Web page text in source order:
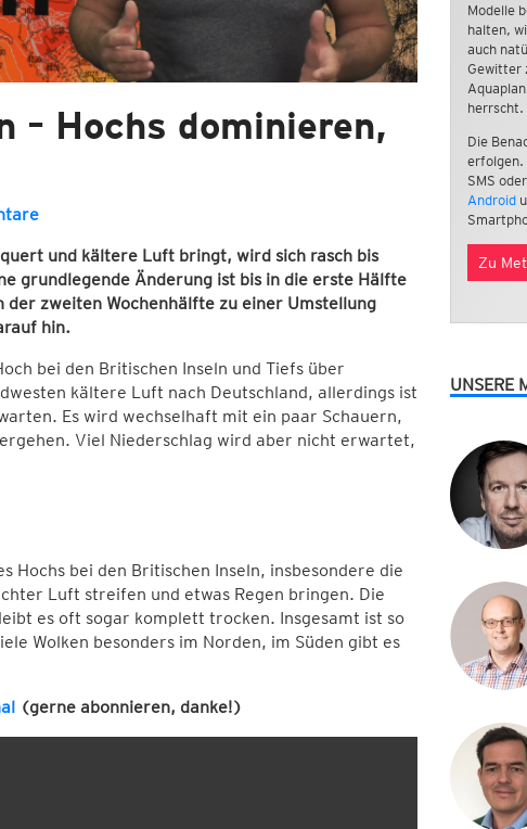
– Hochs dominieren,
und kältere Luft bringt, wird sich rasch bis
grundlegende Änderung ist bis in die erste Hälfte
zweiten Wochenhälfte zu einer Umstellung
hin.
bei den Britischen Inseln und Tiefs über
kältere Luft nach Deutschland, allerdings ist
Es wird wechselhaft mit ein paar Schauern,
Viel Niederschlag wird aber nicht erwartet,
Hochs bei den Britischen Inseln, insbesondere die
Luft streifen und etwas Regen bringen. Die
es oft sogar komplett trocken. Insgesamt ist so
Wolken besonders im Norden, im Süden gibt es
(gerne abonnieren, danke!)
Modelle
halten,
auch
Gewitter
herrscht.
Die
erfolgen.
SMS
Android
Zu
UNSERE